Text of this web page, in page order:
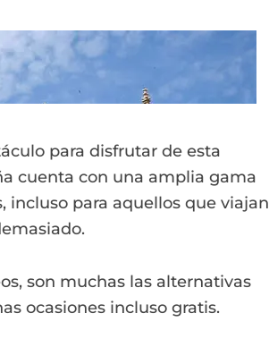
para disfrutar de esta
cuenta con una amplia gama
incluso para aquellos que viajan
son muchas las alternativas
ocasiones incluso gratis.